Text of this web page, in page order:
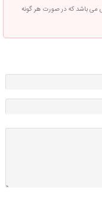
باشد که در صورت هر گونه